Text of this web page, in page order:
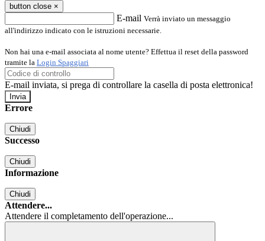
button close ×
E-mail Verrà inviato un messaggio
all'indirizzo indicato con le istruzioni necessarie.
Non hai una e-mail associata al nome utente? Effettua il reset della password
tramite la Login Spaggiari
E-mail inviata, si prega di controllare la casella di posta elettronica!
Errore
Chiudi
Successo
Chiudi
Informazione
Chiudi
Attendere...
Attendere il completamento dell'operazione...